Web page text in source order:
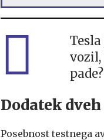
vozil,
pade?
Dodatek dveh
Posebnost testnega